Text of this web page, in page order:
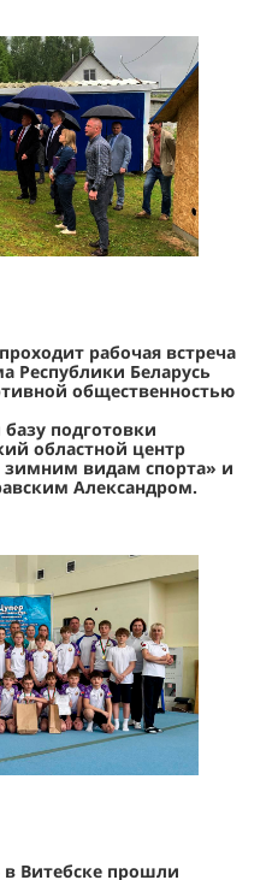
рабочая встреча
Республики Беларусь
общественностью
подготовки
областной центр
видам спорта» и
Александром.
в Витебске прошли